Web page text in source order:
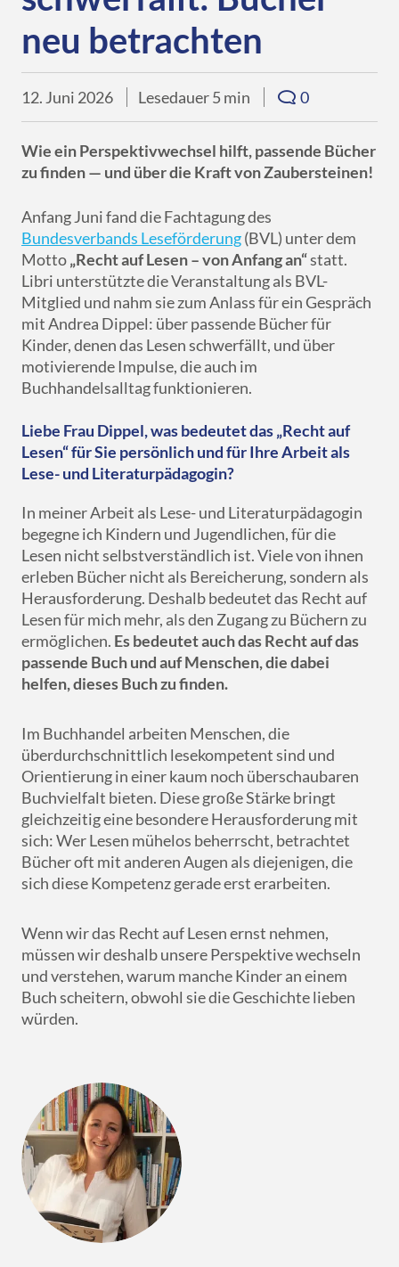
Übersicht
Libri.Warenwirtschaft
tolino
Mein Libri
Services
Schulbuchgeschäft
Best of Manga
Gründung & Nachfolge
eBooks
Verkaufsförderung
Für Autor*innen
Presse EN FR
neu betrachten
Wie ein Perspektivwechsel hilft, passende Bücher
zu finden — und über die Kraft von Zaubersteinen!
12. Juni 2026 Lesedauer 5 min 0
Anfang Juni fand die Fachtagung des
Bundesverbands Leseförderung(BVL) unter dem
Motto„Recht auf Lesen – von Anfang an“statt.
Libri unterstützte die Veranstaltung als BVL-
Mitglied und nahm sie zum Anlass für ein Gespräch
mit Andrea Dippel: über passende Bücher für
Kinder, denen das Lesen schwerfällt, und über
motivierende Impulse, die auch im
Buchhandelsalltag funktionieren.
Liebe Frau Dippel, was bedeutet das „Recht auf
Lesen“ für Sie persönlich und für Ihre Arbeit als
Lese- und Literaturpädagogin?
In meiner Arbeit als Lese- und Literaturpädagogin
begegne ich Kindern und Jugendlichen, für die
Lesen nicht selbstverständlich ist. Viele von ihnen
erleben Bücher nicht als Bereicherung, sondern als
Herausforderung. Deshalb bedeutet das Recht auf
Lesen für mich mehr, als den Zugang zu Büchern zu
ermöglichen. Es bedeutet auch das Recht auf das
passende Buch und auf Menschen, die dabei
helfen, dieses Buch zu finden.
Im Buchhandel arbeiten Menschen, die
überdurchschnittlich lesekompetent sind und
Orientierung in einer kaum noch überschaubaren
Buchvielfalt bieten. Diese große Stärke bringt
gleichzeitig eine besondere Herausforderung mit
sich: Wer Lesen mühelos beherrscht, betrachtet
Bücher oft mit anderen Augen als diejenigen, die
sich diese Kompetenz gerade erst erarbeiten.
Wenn wir das Recht auf Lesen ernst nehmen,
müssen wir deshalb unsere Perspektive wechseln
und verstehen, warum manche Kinder an einem
Buch scheitern, obwohl sie die Geschichte lieben
würden.